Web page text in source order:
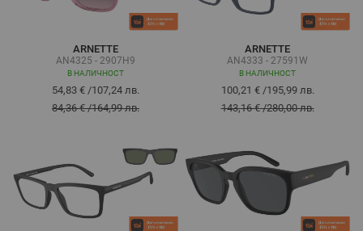
ARNETTE
AN4325 - 2907H9
В НАЛИЧНОСТ
54,83 € /107,24 лв.
84,36 €/164,99 лв.
ARNETTE
AN4333 - 27591W
В НАЛИЧНОСТ
100,21 €/195,99 лв.
143,16 €/280,00 лв.